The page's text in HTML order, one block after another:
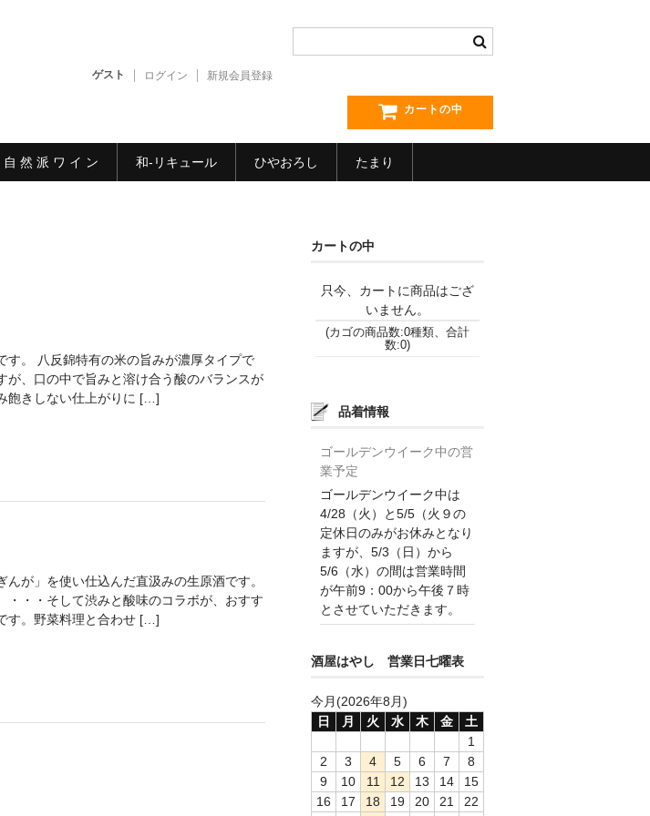
ゲスト ログイン 新規会員登録
カートの中
自 然 派 ワ イ ン 和-リキュール ひやおろし たまり
す。 八反錦特有の米の旨みが濃厚タイプで
、口の中で旨みと溶け合う酸のバランスが
飽きしない仕上がりに […]
が」を使い仕込んだ直汲みの生原酒です。
・・そして渋みと酸味のコラボが、おすす
す。野菜料理と合わせ […]
カートの中
只今、カートに商品はござ
いません。
(カゴの商品数:0種類、合計
数:0)
品着情報
ゴールデンウイーク中の営
業予定
ゴールデンウイーク中は
4/28（火）と5/5（火９の
定休日のみがお休みとなり
ますが、5/3（日）から
5/6（水）の間は営業時間
が午前9：00から午後７時
とさせていただきます。
酒屋はやし 営業日七曜表
今月(2026年8月)
日
月 火 水 木 金
土
1
2
3 4 5 6 7
8
9
10 11 12 13 14
15
16
17 18 19 20 21
22